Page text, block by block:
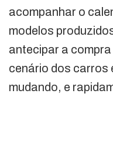
acompanhar o
modelos
antecipar a
cenário dos carros
mudando, e